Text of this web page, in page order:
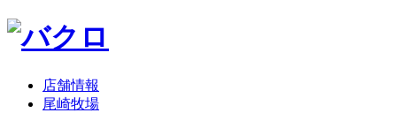
店舗情報
尾崎牧場